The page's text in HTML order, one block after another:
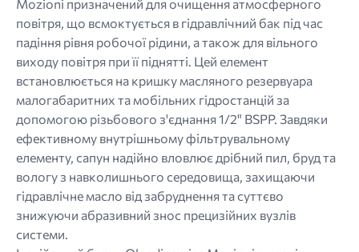
Mozioni призначений для очищення атмосферного
повітря, що всмоктується в гідравлічний бак під час
падіння рівня робочої рідини, а також для вільного
виходу повітря при її піднятті. Цей елемент
встановлюється на кришку масляного резервуара
малогабаритних та мобільних гідростанцій за
допомогою різьбового з'єднання 1/2" BSPP. Завдяки
ефективному внутрішньому фільтрувальному
елементу, сапун надійно вловлює дрібний пил, бруд та
вологу з навколишнього середовища, захищаючи
гідравлічне масло від забруднення та суттєво
знижуючи абразивний знос прецизійних вузлів
системи.